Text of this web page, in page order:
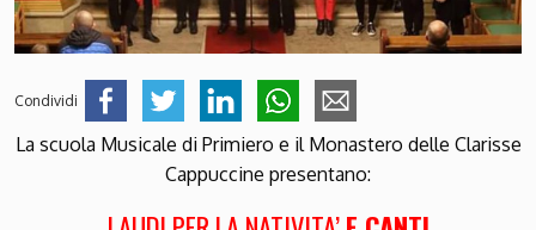
Condividi
La scuola Musicale di Primiero e il Monastero delle Clarisse
Cappuccine presentano: